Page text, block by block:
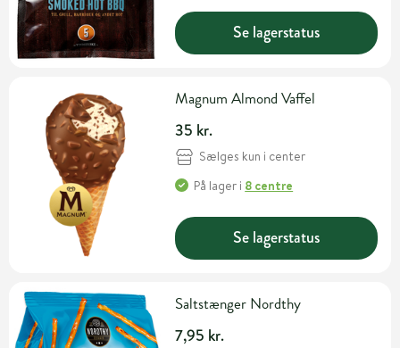
Se lagerstatus
Magnum Almond Vaffel
35 kr.
Sælges kun i center
På lager i 8 centre
Se lagerstatus
Saltstænger Nordthy
7,95 kr.